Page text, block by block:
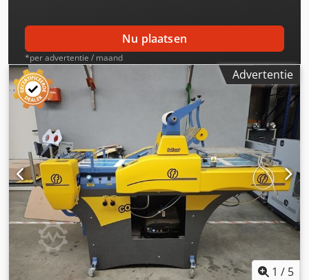
Nu plaatsen
*per advertentie / maand
Advertentie
1 / 5